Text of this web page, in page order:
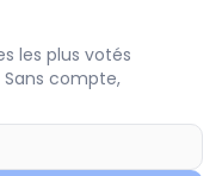
les plus votés
compte,